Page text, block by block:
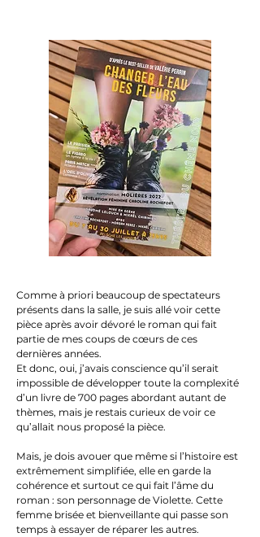
Comme à priori beaucoup de spectateurs
présents dans la salle, je suis allé voir cette
pièce après avoir dévoré le roman qui fait
partie de mes coups de cœurs de ces
dernières années.
Et donc, oui, j’avais conscience qu’il serait
impossible de développer toute la complexité
d’un livre de 700 pages abordant autant de
thèmes, mais je restais curieux de voir ce
qu’allait nous proposé la pièce.
Mais, je dois avouer que même si l’histoire est
extrêmement simplifiée, elle en garde la
cohérence et surtout ce qui fait l’âme du
roman : son personnage de Violette. Cette
femme brisée et bienveillante qui passe son
temps à essayer de réparer les autres.